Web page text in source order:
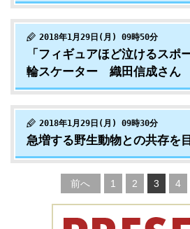
2018年1月29日(月) 09時50分
「フィギュアほど泣けるスポ
輪スケーター 織田信成さん
2018年1月29日(月) 09時30分
急増する野生動物との共存を
前へ 1 2 3 4